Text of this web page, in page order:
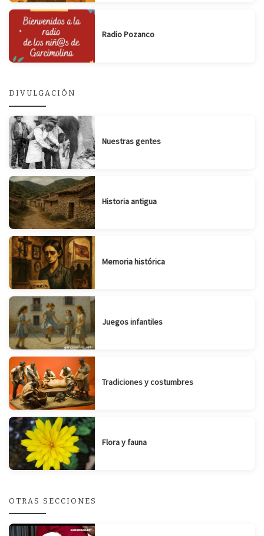
Radio Pozanco
DIVULGACIÓN
Nuestras gentes
Historia antigua
Memoria histórica
Juegos infantiles
Tradiciones y costumbres
Flora y fauna
OTRAS SECCIONES